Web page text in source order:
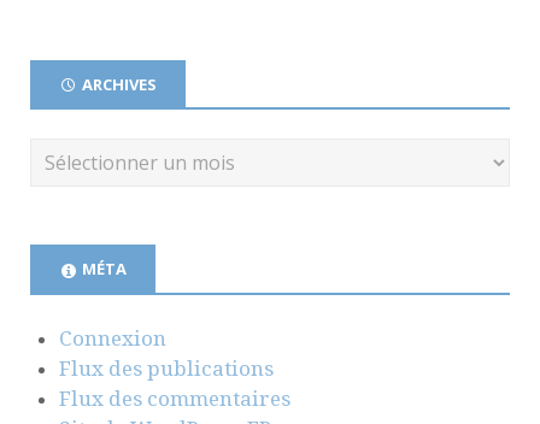
ARCHIVES
MÉTA
Connexion
Flux des publications
Flux des commentaires